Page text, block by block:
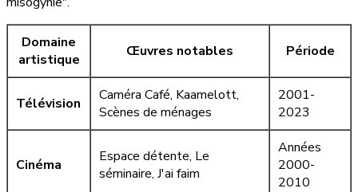
Domaine
artistique
Œuvres notables Période
Télévision
Caméra Café, Kaamelott,
Scènes de ménages
2001-
2023
Cinéma
Espace détente, Le
séminaire, J'ai faim
Années
2000-
2010